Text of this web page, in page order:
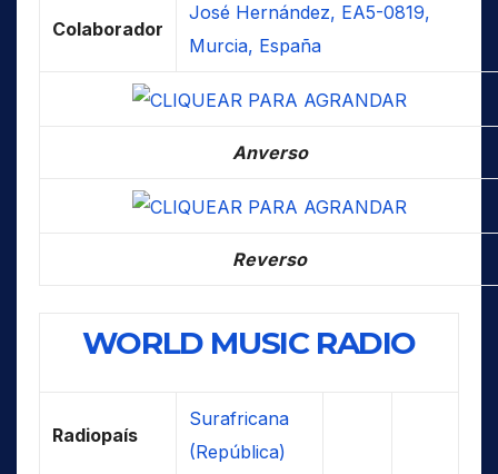
Colaborador
José Hernández, EA5-0819,
Murcia, España
Anverso
Reverso
WORLD MUSIC RADIO
Radiopaís
Surafricana
(República)